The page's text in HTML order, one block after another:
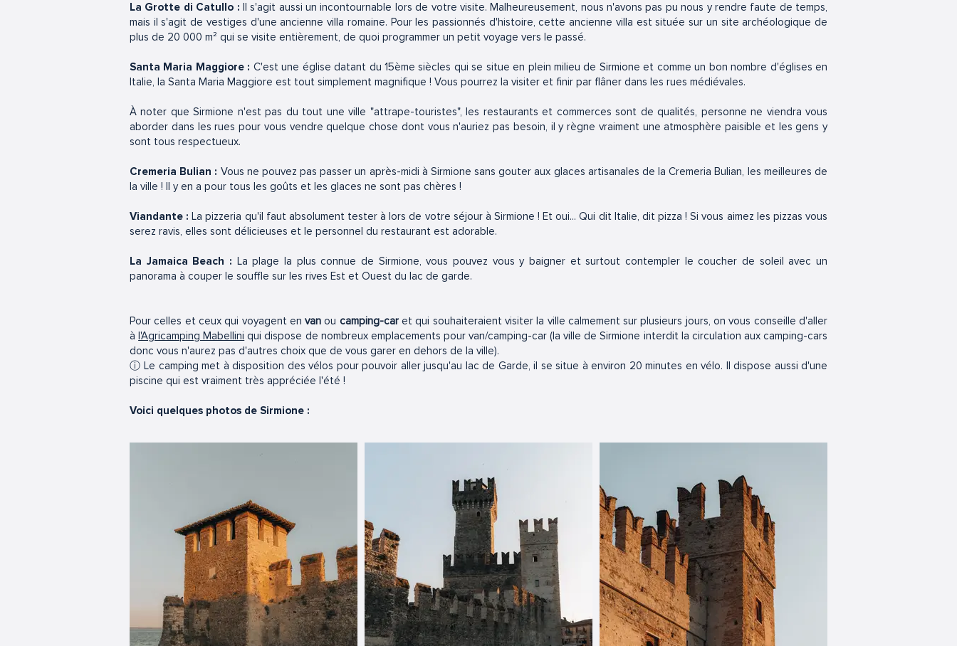
La Grotte di Catullo : Il s'agit aussi un incontournable lors de votre visite. Malheureusement, nous n'avons pas pu nous y rendre faute de temps,
mais il s'agit de vestiges d'une ancienne villa romaine. Pour les passionnés d'histoire, cette ancienne villa est située sur un site archéologique de
plus de 20 000 m² qui se visite entièrement, de quoi programmer un petit voyage vers le passé.
Santa Maria Maggiore : C'est une église datant du 15ème siècles qui se situe en plein milieu de Sirmione et comme un bon nombre d'églises en
Italie, la Santa Maria Maggiore est tout simplement magnifique ! Vous pourrez la visiter et finir par flâner dans les rues médiévales.
À noter que Sirmione n'est pas du tout une ville "attrape-touristes", les restaurants et commerces sont de qualités, personne ne viendra vous
aborder dans les rues pour vous vendre quelque chose dont vous n'auriez pas besoin, il y règne vraiment une atmosphère paisible et les gens y
sont tous respectueux.
Cremeria Bulian : Vous ne pouvez pas passer un après-midi à Sirmione sans gouter aux glaces artisanales de la Cremeria Bulian, les meilleures de
la ville ! Il y en a pour tous les goûts et les glaces ne sont pas chères !
Viandante : La pizzeria qu'il faut absolument tester à lors de votre séjour à Sirmione ! Et oui... Qui dit Italie, dit pizza ! Si vous aimez les pizzas vous
serez ravis, elles sont délicieuses et le personnel du restaurant est adorable.
La Jamaica Beach : La plage la plus connue de Sirmione, vous pouvez vous y baigner et surtout contempler le coucher de soleil avec un
panorama à couper le souffle sur les rives Est et Ouest du lac de garde.
Pour celles et ceux qui voyagent en vanou camping-caret qui souhaiteraient visiter la ville calmement sur plusieurs jours, on vous conseille d'aller
àl'Agricamping Mabellini qui dispose de nombreux emplacements pour van/camping-car (la ville de Sirmione interdit la circulation aux camping-cars
donc vous n'aurez pas d'autres choix que de vous garer en dehors de la ville).
ⓘ Le camping met à disposition des vélos pour pouvoir aller jusqu'au lac de Garde, il se situe à environ 20 minutes en vélo. Il dispose aussi d'une
piscine qui est vraiment très appréciée l'été !
Voici quelques photos de Sirmione :